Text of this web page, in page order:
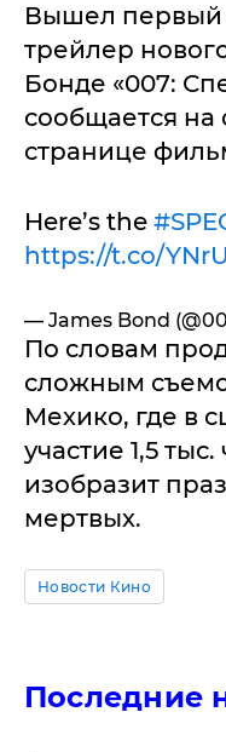
Вышел первый
трейлер
Бонде «007:
сообщается
странице
Here’s the
https://t.co/
— James Bond
По словам
сложным
Мехико, где в
участие 1,5
изобразит
мертвых.
Новости Кино
Последние